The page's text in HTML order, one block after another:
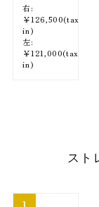
右:
￥126,500(tax
in)
左:
￥121,000(tax
in)
スト